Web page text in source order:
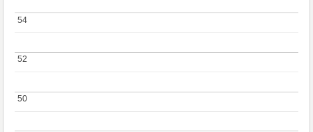
50
50
52
52
54
54